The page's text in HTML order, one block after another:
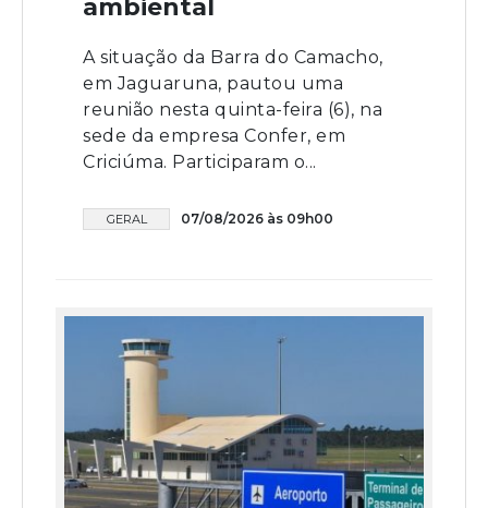
ambiental
A situação da Barra do Camacho,
em Jaguaruna, pautou uma
reunião nesta quinta-feira (6), na
sede da empresa Confer, em
Criciúma. Participaram o...
GERAL 07/08/2026 às 09h00